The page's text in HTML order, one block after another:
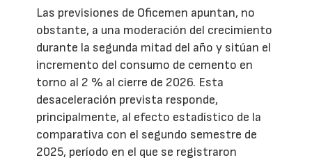
Las previsiones de Oficemen apuntan, no
obstante, a una moderación del crecimiento
durante la segunda mitad del año y sitúan el
incremento del consumo de cemento en
torno al 2 % al cierre de 2026. Esta
desaceleración prevista responde,
principalmente, al efecto estadístico de la
comparativa con el segundo semestre de
2025, período en el que se registraron